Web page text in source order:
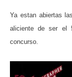
Ya estan abiertas
aliciente de ser el
concurso.